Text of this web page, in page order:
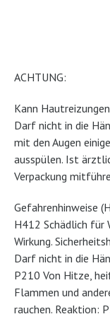
ACHTUNG:
Kann
Darf nicht in die
mit den Augen
ausspülen. Ist
Verpackung
Gefahrenhinweise
H412 Schädlich für
Wirkung.
Darf nicht in die
P210 Von Hitze,
Flammen und
rauchen. Reaktion: